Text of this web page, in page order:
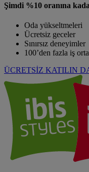
Şimdi %10 oranına
Oda yükseltmeleri
Ücretsiz geceler
Sınırsız deneyimler
100’den fazla iş
ÜCRETSİZ KATILIN